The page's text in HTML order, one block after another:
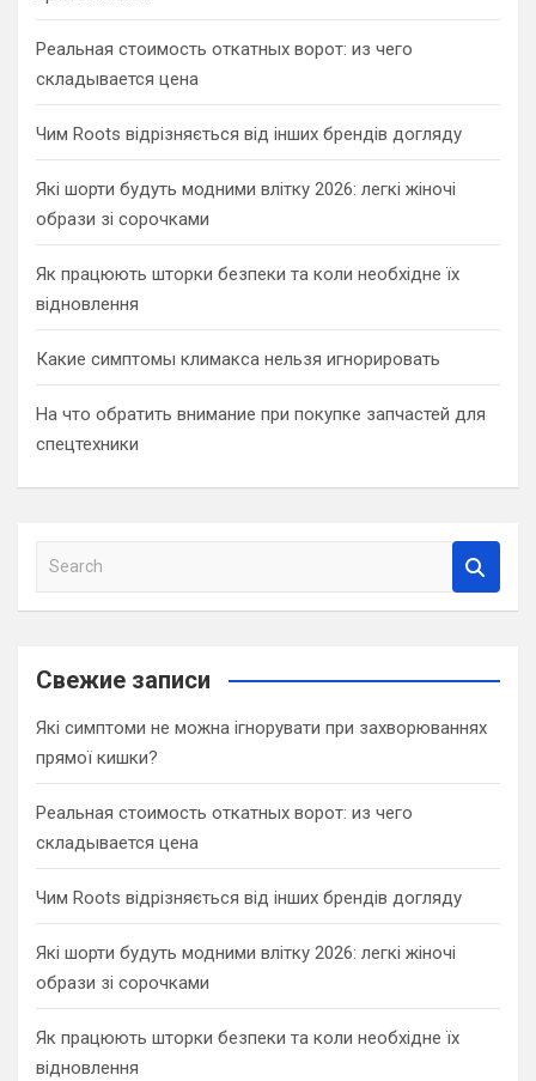
Реальная стоимость откатных ворот: из чего
складывается цена
Чим Roots відрізняється від інших брендів догляду
Які шорти будуть модними влітку 2026: легкі жіночі
образи зі сорочками
Як працюють шторки безпеки та коли необхідне їх
відновлення
Какие симптомы климакса нельзя игнорировать
На что обратить внимание при покупке запчастей для
спецтехники
a
c
Свежие записи
Які симптоми не можна ігнорувати при захворюваннях
прямої кишки?
Реальная стоимость откатных ворот: из чего
складывается цена
Чим Roots відрізняється від інших брендів догляду
Які шорти будуть модними влітку 2026: легкі жіночі
образи зі сорочками
Як працюють шторки безпеки та коли необхідне їх
відновлення